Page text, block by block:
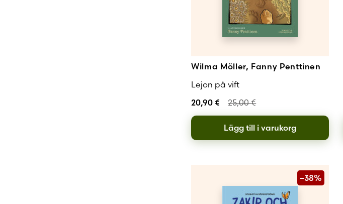
Wilma Möller, Fanny Penttinen
Lejon på vift
20,90€ 25,00€
Lägg till i varukorg
–38%